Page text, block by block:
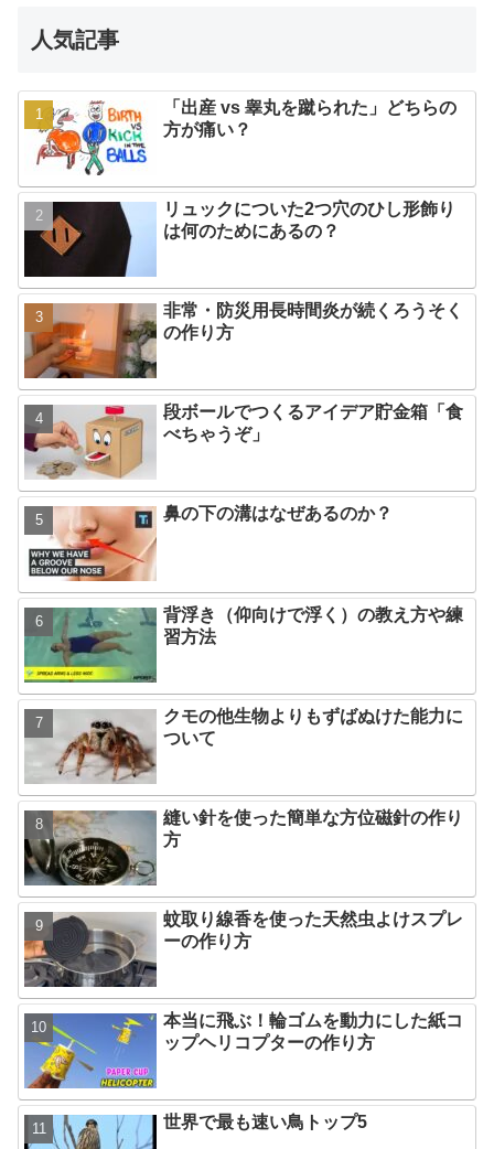
人気記事
「出産 vs 睾丸を蹴られた」どちらの
方が痛い？
リュックについた2つ穴のひし形飾り
は何のためにあるの？
非常・防災用長時間炎が続くろうそく
の作り方
段ボールでつくるアイデア貯金箱「食
べちゃうぞ」
鼻の下の溝はなぜあるのか？
背浮き（仰向けで浮く）の教え方や練
習方法
クモの他生物よりもずばぬけた能力に
ついて
縫い針を使った簡単な方位磁針の作り
方
蚊取り線香を使った天然虫よけスプレ
ーの作り方
本当に飛ぶ！輪ゴムを動力にした紙コ
ップヘリコプターの作り方
世界で最も速い鳥トップ5